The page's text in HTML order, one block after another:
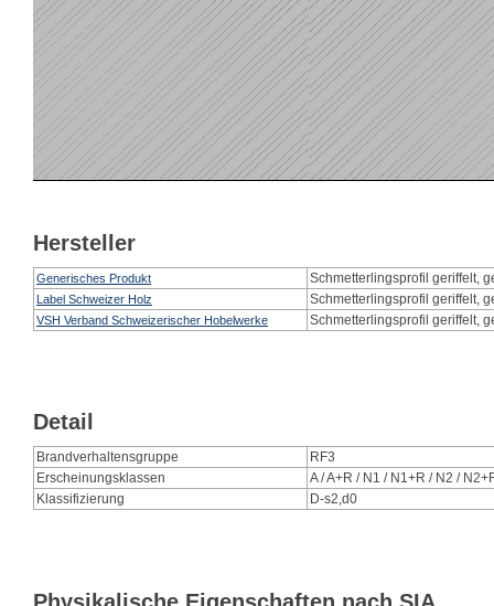
Hersteller
Generisches Produkt Schmetterlingsprofil geriffelt,
Label Schweizer Holz Schmetterlingsprofil geriffelt,
VSH Verband Schweizerischer Hobelwerke Schmetterlingsprofil geriffelt,
Detail
Brandverhaltensgruppe
RF3
Erscheinungsklassen
A / A+R / N1 / N1+R / N2 /
Klassifizierung
D-s2,d0